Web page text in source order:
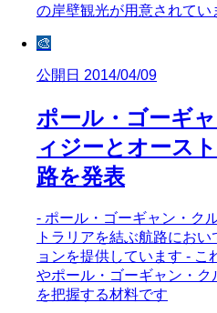
の岸壁観光が用意されてい
🎨
公開日 2014/04/09
ポール・ゴーギ
ィジーとオース
路を発表
- ポール・ゴーギャン・ク
トラリアを結ぶ航路にお
ョンを提供しています - こ
やポール・ゴーギャン・
を把握する材料です